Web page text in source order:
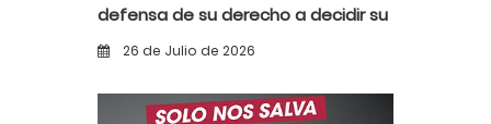
defensa de su derecho a decidir su
propio destino
26 de Julio de 2026